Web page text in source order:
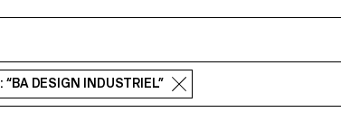
: “BA DESIGN INDUSTRIEL”